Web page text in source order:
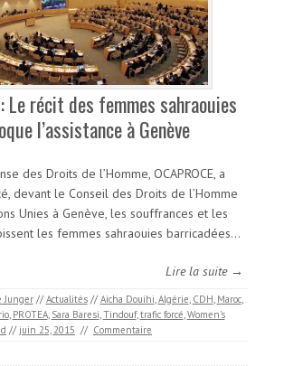
Le récit des femmes sahraouies
l’assistance à Genève
des Droits de l’Homme, OCAPROCE, a
devant le Conseil des Droits de l’Homme
Unies à Genève, les souffrances et les
les femmes sahraouies barricadées…
Lire la suite →
Junger // Actualités // Aicha Douihi,Algérie, CDH, Maroc,
, PROTEA, Sara Baresi,Tindouf,trafic forcé,Women’s
// juin 25, 2015 // Commentaire